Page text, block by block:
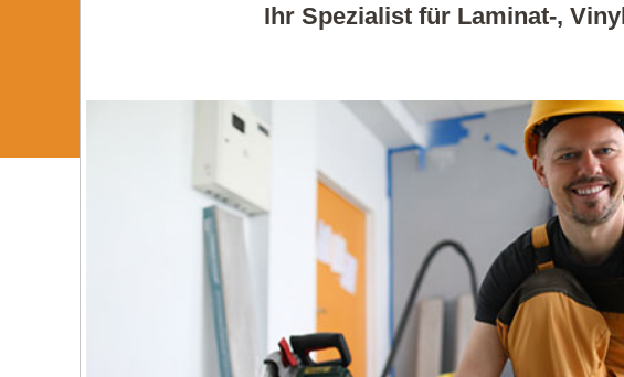
Ihr Spezialist für Laminat-,